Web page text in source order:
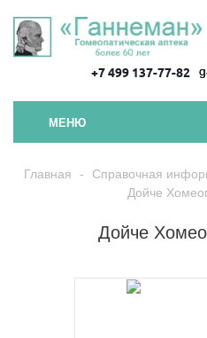
+7 499 137-77-82
МЕНЮ
Главная - Справочная
Дойче
Дойче